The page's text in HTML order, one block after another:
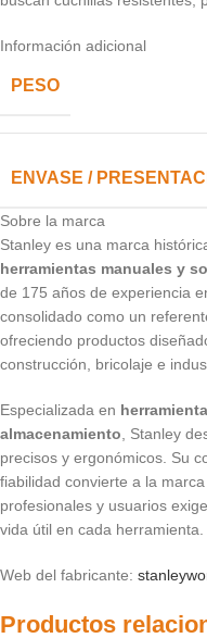
Información adicional
PESO
ENVASE /
Sobre la marca
Stanley es una marca
herramientas manuales y
de 175 años de experiencia
consolidado como un
ofreciendo productos
construcción, bricolaje e
Especializada en
almacenamiento, Stanley
precisos y ergonómicos. Su
fiabilidad convierte a la
profesionales y usuarios
vida útil en cada herramienta.
Web del fabricante:
Productos